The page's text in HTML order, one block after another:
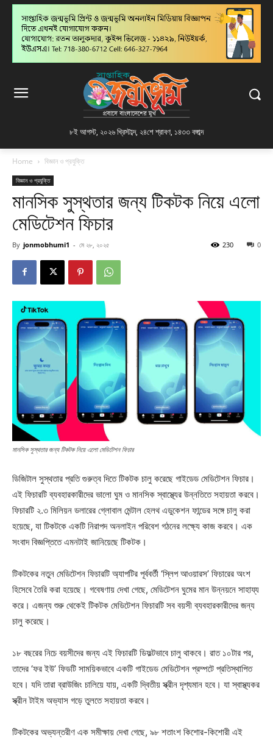
৮ই আগস্ট, ২০২৬ খ্রিস্টাব্দ, ২৪শে শ্রাবণ, ১৪৩৩ বঙ্গাব্দ
Home বিজ্ঞান ও প্রযুক্তি
বিজ্ঞান ও প্রযুক্তি
মানসিক সুস্থতার জন্য টিকটক নিয়ে এলো
মেডিটেশন ফিচার
By jonmobhumi1 - মে ২৮, ২০২৫ 0
230
মানসিক সুস্থতার জন্য টিকটক নিয়ে এলো মেডিটেশন ফিচার
ডিজিটাল সুস্থতার প্রতি গুরুত্ব দিতে টিকটক চালু করেছে গাইডেড মেডিটেশন ফিচার।
এই ফিচারটি ব্যবহারকারীদের ভালো ঘুম ও মানসিক স্বাস্থ্যের উন্নতিতে সহায়তা করবে।
ফিচারটি ২.৩ মিলিয়ন ডলারের গ্লোবাল মেন্টাল হেলথ এডুকেশন ফান্ডের সঙ্গে চালু করা
হয়েছে, যা টিকটকে একটি নিরাপদ অনলাইন পরিবেশ গঠনের লক্ষ্যে কাজ করবে। এক
সংবাদ বিজ্ঞপ্তিতে এমনটাই জানিয়েছে টিকটক।
টিকটকের নতুন মেডিটেশন ফিচারটি অ্যাপটির পূর্ববর্তী ‘স্লিপ আওয়ারস’ ফিচারের অংশ
হিসেবে তৈরি করা হয়েছে। গবেষণায় দেখা গেছে, মেডিটেশন ঘুমের মান উন্নয়নে সাহায্য
করে। এজন্য শুরু থেকেই টিকটক মেডিটেশন ফিচারটি সব বয়সী ব্যবহারকারীদের জন্য
চালু করেছে।
১৮ বছরের নিচে বয়সীদের জন্য এই ফিচারটি ডিফল্টভাবে চালু থাকবে। রাত ১০টার পর,
তাদের ‘ফর ইউ’ ফিডটি সাময়িকভাবে একটি গাইডেড মেডিটেশন প্রম্পটে প্রতিস্থাপিত
হবে। যদি তারা ব্রাউজিং চালিয়ে যায়, একটি দ্বিতীয় স্ক্রীন দৃশ্যমান হবে। যা স্বাস্থ্যকর
স্ক্রীন টাইম অভ্যাস গড়ে তুলতে সহায়তা করবে।
টিকটকের অভ্যন্তরীণ এক সমীক্ষায় দেখা গেছে, ৯৮ শতাংশ কিশোর-কিশোরী এই